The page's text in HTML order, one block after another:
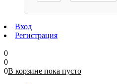
Вход
Регистрация
0
0
0В корзине пока пусто